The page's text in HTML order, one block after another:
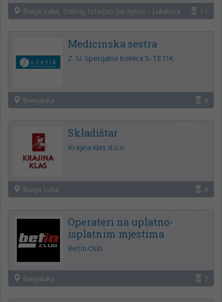
Banja Luka, Doboj, Istočno Sarajevo - Lukavica 11
Medicinska sestra
Z. U. Specijalna bolnica S-TETIK
Banjaluka 8
Skladištar
Krajina klas d.o.o.
Banja Luka 8
Operateri na uplatno-
isplatnim mjestima
BetIn.Club
Banjaluka 7